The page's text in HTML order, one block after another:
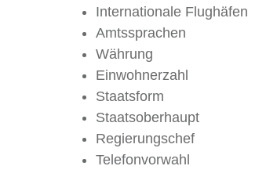
Internationale
Staatsform
Regierungschef